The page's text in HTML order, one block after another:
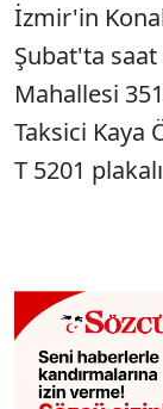
İzmir'in
Şubat'ta saat
Mahallesi
Taksici Kaya
T 5201